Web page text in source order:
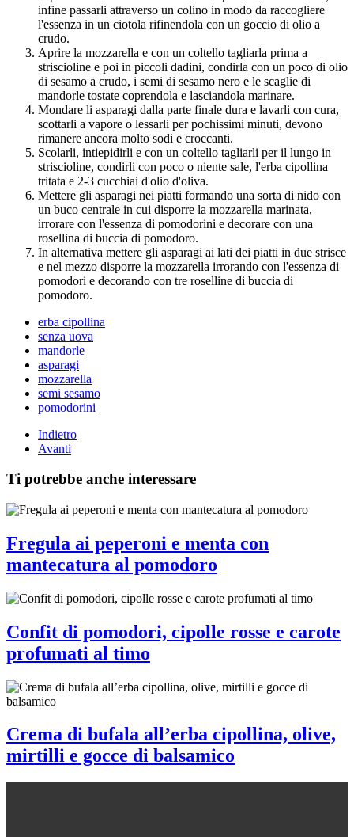
infine passarli attraverso un colino in modo da raccogliere
l'essenza in un ciotola rifinendola con un goccio di olio a
crudo.
Aprire la mozzarella e con un coltello tagliarla prima a
striscioline e poi in piccoli dadini, condirla con un poco di olio
di sesamo a crudo, i semi di sesamo nero e le scaglie di
mandorle tostate coprendola e lasciandola marinare.
Mondare li asparagi dalla parte finale dura e lavarli con cura,
scottarli a vapore o lessarli per pochissimi minuti, devono
rimanere ancora molto sodi e croccanti.
Scolarli, intiepidirli e con un coltello tagliarli per il lungo in
striscioline, condirli con poco o niente sale, l'erba cipollina
tritata e 2-3 cucchiai d'olio d'oliva.
Mettere gli asparagi nei piatti formando una sorta di nido con
un buco centrale in cui disporre la mozzarella marinata,
irrorare con l'essenza di pomodorini e decorare con una
rosellina di buccia di pomodoro.
In alternativa mettere gli asparagi ai lati dei piatti in due strisce
e nel mezzo disporre la mozzarella irrorando con l'essenza di
pomodori e decorando con tre roselline di buccia di
pomodoro.
erba cipollina
senza uova
mandorle
asparagi
mozzarella
semi sesamo
pomodorini
Indietro
Avanti
Ti potrebbe anche interessare
Fregula ai peperoni e menta con
mantecatura al pomodoro
Confit di pomodori, cipolle rosse e carote
profumati al timo
Crema di bufala all’erba cipollina, olive,
mirtilli e gocce di balsamico